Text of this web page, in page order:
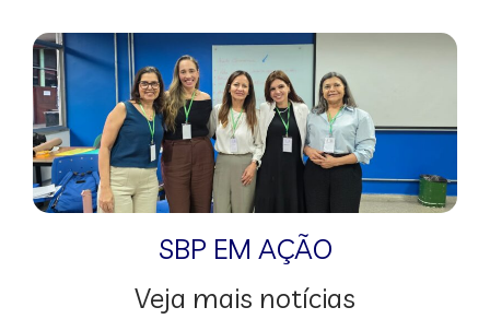
SBP EM AÇÃO
Veja mais notícias